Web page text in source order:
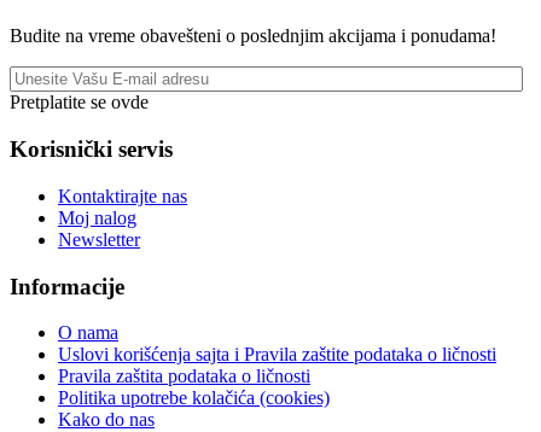
Budite na vreme obavešteni o poslednjim akcijama i ponudama!
Pretplatite se ovde
Korisnički servis
Kontaktirajte nas
Moj nalog
Newsletter
Informacije
O nama
Uslovi korišćenja sajta i Pravila zaštite podataka o ličnosti
Pravila zaštita podataka o ličnosti
Politika upotrebe kolačića (cookies)
Kako do nas